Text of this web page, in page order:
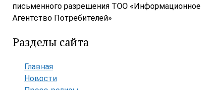
письменного разрешения ТОО «Информационное
Агентство Потребителей»
Разделы сайта
Главная
Новости